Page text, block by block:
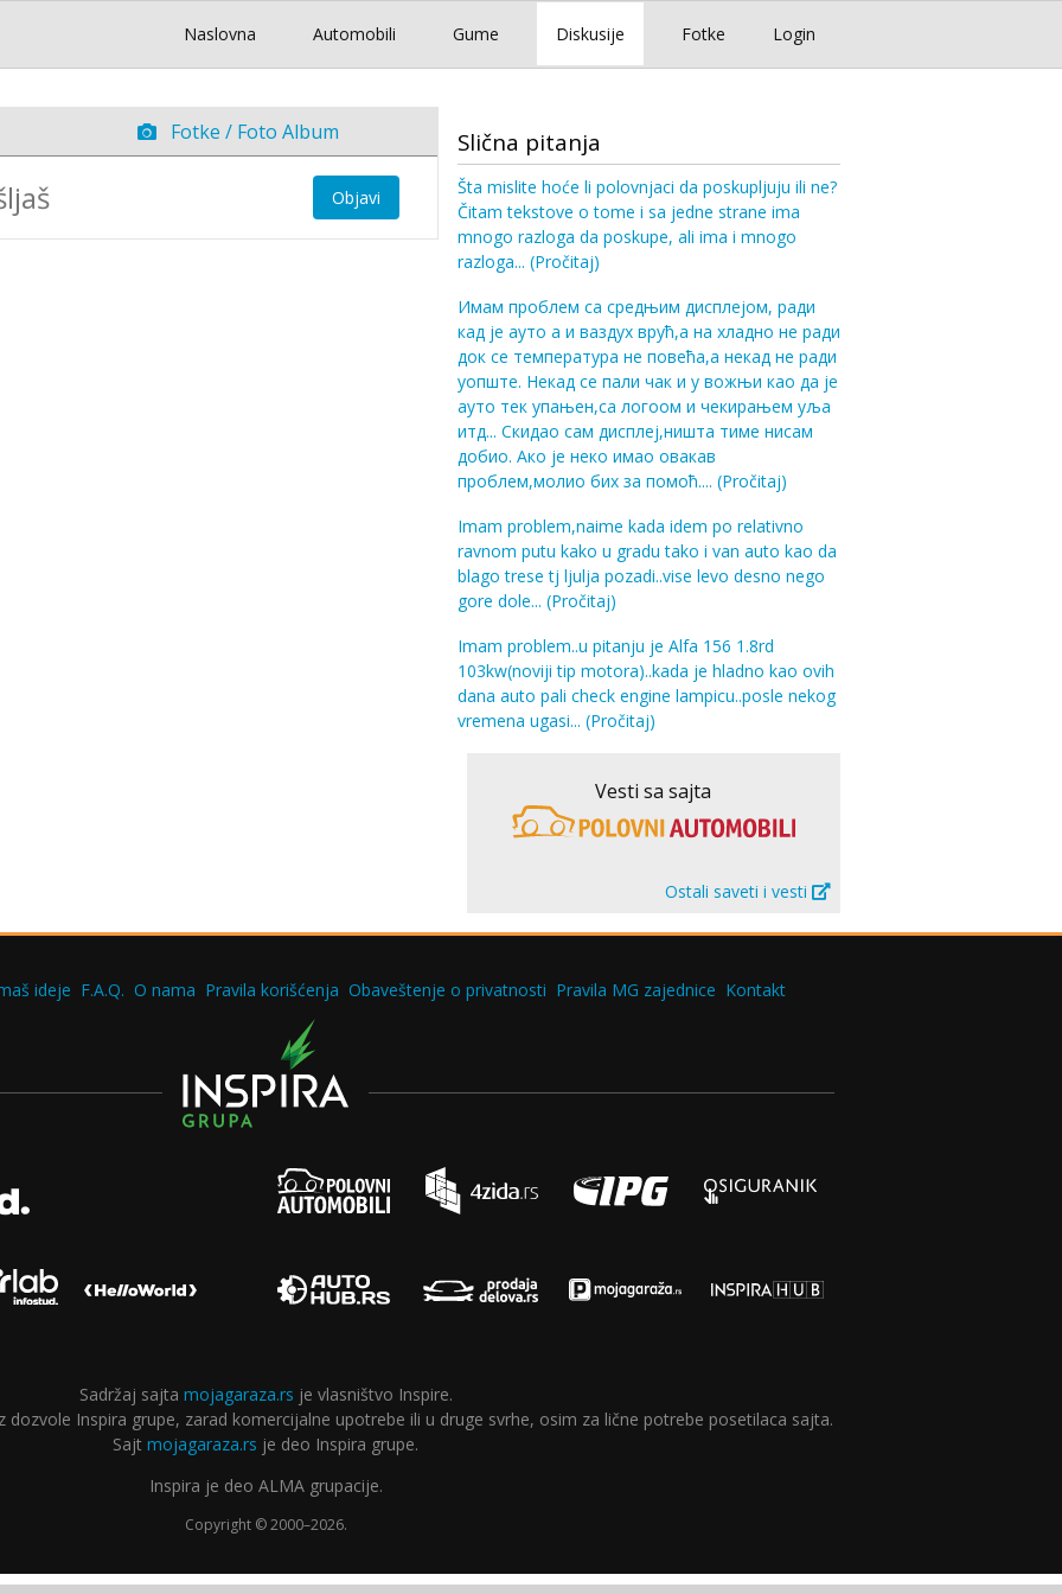
Login
Naslovna Automobili Gume Diskusije Fotke
Fotke / Foto Album
Objavi
Slična pitanja
Šta mislite hoće li polovnjaci da poskupljuju ili ne?
Čitam tekstove o tome i sa jedne strane ima
mnogo razloga da poskupe, ali ima i mnogo
razloga... (Pročitaj)
Имам проблем са средњим дисплејом, ради
кад је ауто а и ваздух врућ,а на хладно не ради
док се температура не повећа,а некад не ради
уопште. Некад се пали чак и у вожњи као да је
ауто тек упањен,са логоом и чекирањем уља
итд... Скидао сам дисплеј,ништа тиме нисам
добио. Ако је неко имао овакав
проблем,молио бих за помоћ.... (Pročitaj)
Imam problem,naime kada idem po relativno
ravnom putu kako u gradu tako i van auto kao da
blago trese tj ljulja pozadi..vise levo desno nego
gore dole... (Pročitaj)
Imam problem..u pitanju je Alfa 156 1.8rd
103kw(noviji tip motora)..kada je hladno kao ovih
dana auto pali check engine lampicu..posle nekog
vremena ugasi... (Pročitaj)
Vesti sa sajta
Ostali saveti i vesti
ideje F.A.Q. O nama Pravila korišćenja Obaveštenje o privatnosti Pravila MG zajednice Kontakt
Sadržaj sajta mojagaraza.rs je vlasništvo Inspire.
Inspira grupe, zarad komercijalne upotrebe ili u druge svrhe, osim za lične potrebe posetilaca sajta.
Sajt mojagaraza.rs je deo Inspira grupe.
Inspira je deo ALMA grupacije.
Copyright © 2000–2026.